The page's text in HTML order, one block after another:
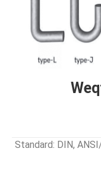
Standard: DIN,